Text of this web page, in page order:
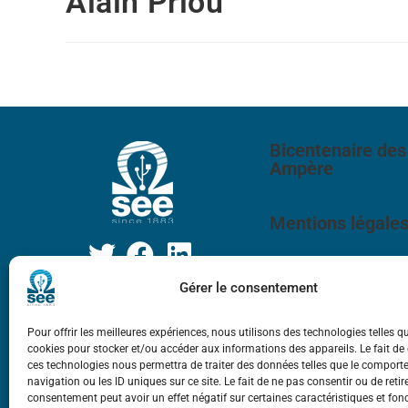
Gérer le consentement
Pour offrir les meilleures expériences, nous utilisons des technologies telles
cookies pour stocker et/ou accéder aux informations des appareils. Le fait de
ces technologies nous permettra de traiter des données telles que le
navigation ou les ID uniques sur ce site. Le fait de ne pas consentir ou de
consentement peut avoir un effet négatif sur certaines caractéristiques et
Bicentenaire
Ampère
Mentions légales